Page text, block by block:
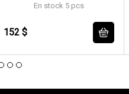
En stock 5 pcs
152 $